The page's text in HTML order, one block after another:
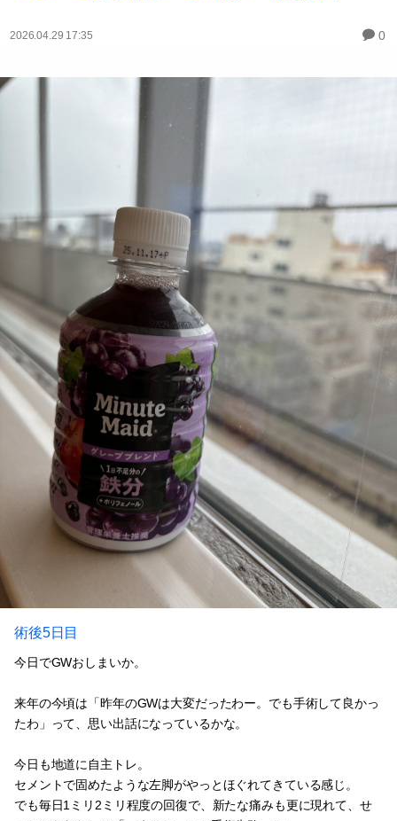
2026.04.29 17:35 0
術後5日目
今日でGWおしまいか。
来年の今頃は「昨年のGWは大変だったわー。でも手術して良かっ
たわ」って、思い出話になっているかな。
今日も地道に自主トレ。
セメントで固めたような左脚がやっとほぐれてきている感じ。
でも毎日1ミリ2ミリ程度の回復で、新たな痛みも更に現れて、せ